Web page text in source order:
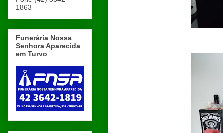
1863
Funerária Nossa
Senhora Aparecida
em Turvo